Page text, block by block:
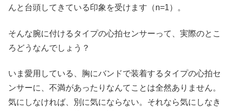
んと台頭してきている印象を受けます（n=1）。
そんな腕に付けるタイプの心拍センサーって、実際のとこ
ろどうなんでしょう？
いま愛用している、胸にバンドで装着するタイプの心拍セ
ンサーに、不満があったりなんてことは全然ありません。
気にしなければ、別に気にならない。それなら気にしなき